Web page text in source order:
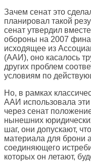
Зачем сенат это
планировал такой
сенат утвердил
обороны на 2007
исходящее из
(ААИ), оно касалось
других проблем
условиям по
Но, в рамках
ААИ использовала
через сенат
нынешних
шаг, они допускают,
материала для брони
соединяющего
которых он летают,